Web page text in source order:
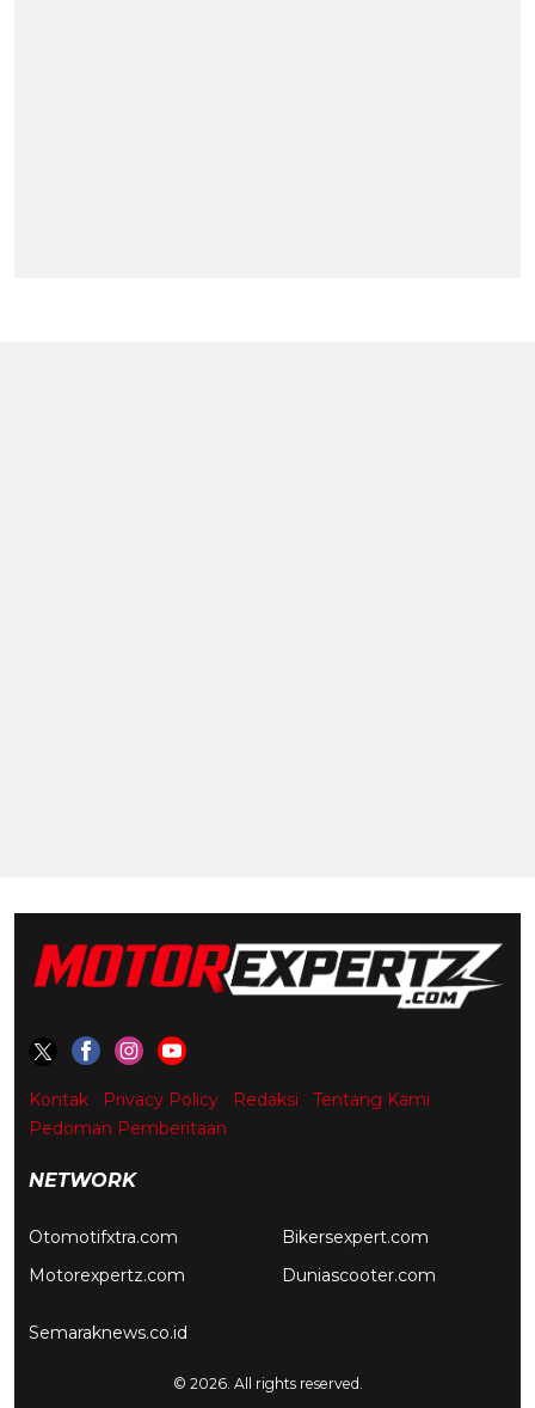
Kontak Privacy Policy Redaksi
Tentang Kami
Pedoman Pemberitaan
NETWORK
Otomotifxtra.com
Motorexpertz.com
Bikersexpert.com
Duniascooter.com
Semaraknews.co.id
© 2026. All rights reserved.